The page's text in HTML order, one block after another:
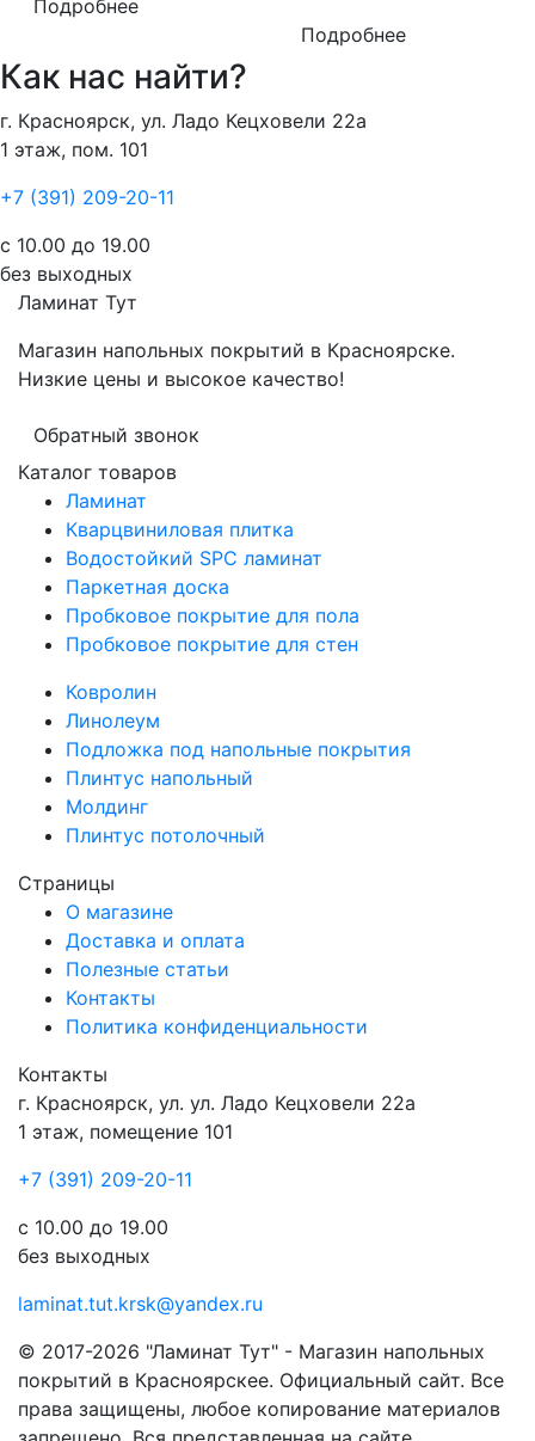
Подробнее
Подробнее
Как нас найти?
г. Красноярск, ул. Ладо Кецховели 22а
1 этаж, пом. 101
+7 (391) 209-20-11
с 10.00 до 19.00
без выходных
Ламинат Тут
Магазин напольных покрытий в Красноярске.
Низкие цены и высокое качество!
Обратный звонок
Каталог товаров
Ламинат
Кварцвиниловая плитка
Водостойкий SPC ламинат
Паркетная доска
Пробковое покрытие для пола
Пробковое покрытие для стен
Ковролин
Линолеум
Подложка под напольные покрытия
Плинтус напольный
Молдинг
Плинтус потолочный
Страницы
О магазине
Доставка и оплата
Полезные статьи
Контакты
Политика конфиденциальности
Контакты
г. Красноярск, ул. ул. Ладо Кецховели 22а
1 этаж, помещение 101
+7 (391) 209-20-11
с 10.00 до 19.00
без выходных
laminat.tut.krsk@yandex.ru
© 2017-2026 "Ламинат Тут" - Магазин напольных
покрытий в Красноярскее. Официальный сайт. Все
права защищены, любое копирование материалов